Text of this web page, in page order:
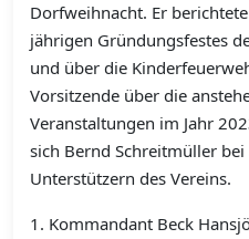
Dorfweihnacht. Er
jährigen Gründungsfestes
und über die
Vorsitzende über die
Veranstaltungen im Jahr
sich Bernd Schreitmüller
Unterstützern des Vereins.
1. Kommandant Beck